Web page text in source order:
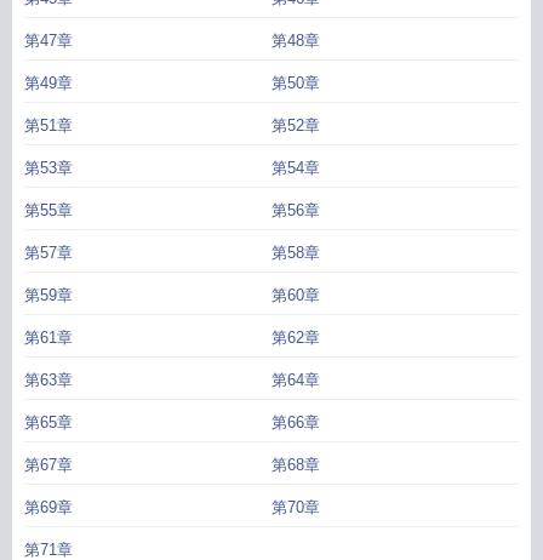
第47章 第48章
第49章 第50章
第51章 第52章
第53章 第54章
第55章 第56章
第57章 第58章
第59章 第60章
第61章 第62章
第63章 第64章
第65章 第66章
第67章 第68章
第69章 第70章
第71章